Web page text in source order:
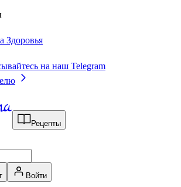
Здоровья
на наш Telegram
Рецепты
Войти